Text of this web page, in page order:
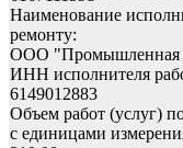
Наименование
ремонту:
ООО "Промышленная
ИНН исполнителя
6149012883
Объем работ (услуг)
с единицами